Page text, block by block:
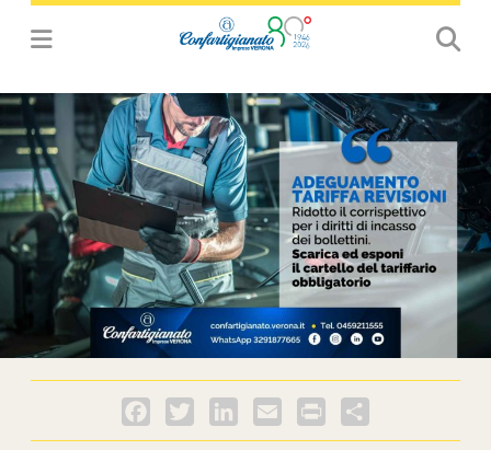
Facebook
Twitter LinkedInEmail PrintFriendly